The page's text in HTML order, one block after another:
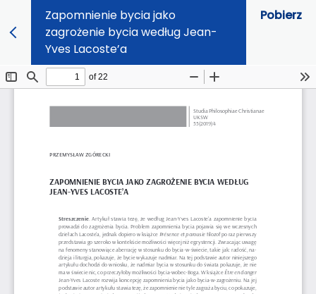
Zapomnienie bycia jako
zagrożenie bycia według Jean-
Yves Lacoste’a
Pobierz